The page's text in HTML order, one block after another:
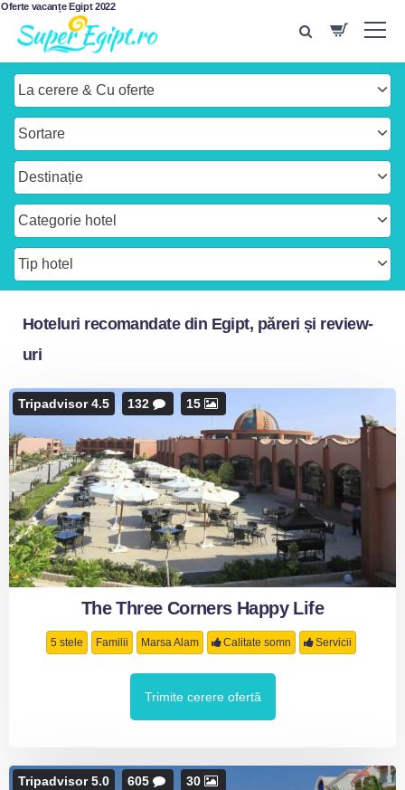
Oferte vacanțe Egipt 2022
La cerere & Cu oferte
Sortare
Destinație
Categorie hotel
Tip hotel
Hoteluri recomandate din Egipt, păreri și review-
uri
Tripadvisor 4.5 132 15
The Three Corners Happy Life
5 stele Familii Marsa Alam Calitate somn Servicii
Trimite cerere ofertă
Tripadvisor 5.0 605 30